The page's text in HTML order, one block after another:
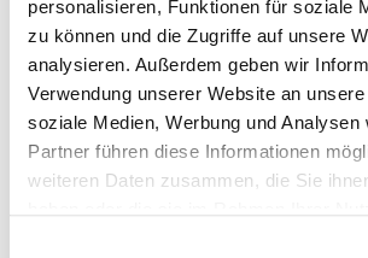
personalisieren, Funktionen für soziale
zu können und die Zugriffe auf unsere
analysieren. Außerdem geben wir
Verwendung unserer Website an
soziale Medien, Werbung und Analysen
Partner führen diese Informationen
weiteren Daten zusammen, die Sie